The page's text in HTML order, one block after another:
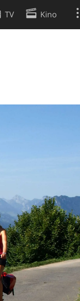
TV Kino